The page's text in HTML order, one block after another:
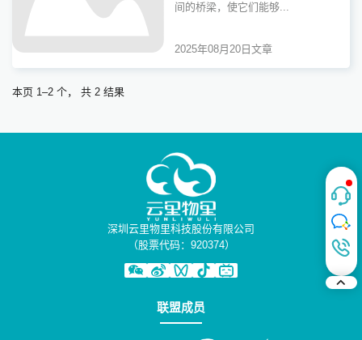
间的桥梁，使它们能够...
2025年08月20日文章
本页 1–2 个， 共 2 结果
深圳云里物里科技股份有限公司
（股票代码：920374）
联盟成员